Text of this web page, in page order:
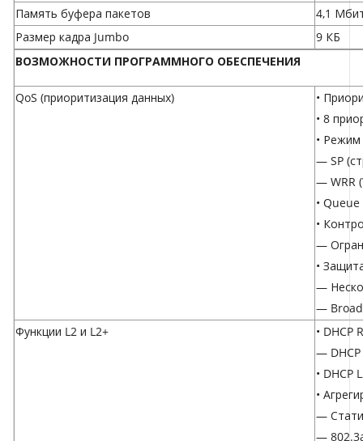
Память буфера пакетов
4,1
Размер кадра Jumbo
9 КБ
ВОЗМОЖНОСТИ ПРОГРАММНОГО ОБЕСПЕЧЕНИЯ
QoS (приоритизация данных)
•
• 8
•
— SP
— WRR
•
•
—
•
—
—
Функции L2 и L2+
• DHCP
— DHCP
• DHCP
•
—
—